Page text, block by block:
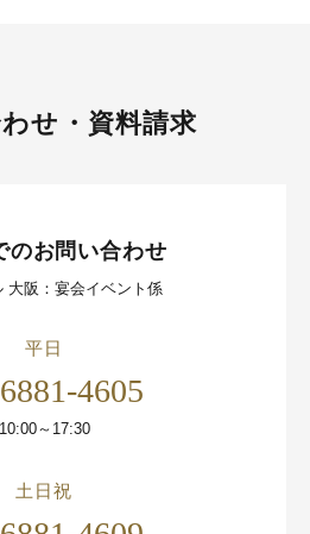
せ・資料請求
のお問い合わせ
大阪：宴会イベント係
平日
4605
10:00～17:30
土日祝